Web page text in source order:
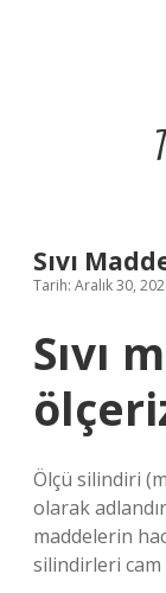
Sıvı
Tarih: Aralık 30,
Sıvı
Ölçü silindiri
olarak
maddelerin
silindirleri cam